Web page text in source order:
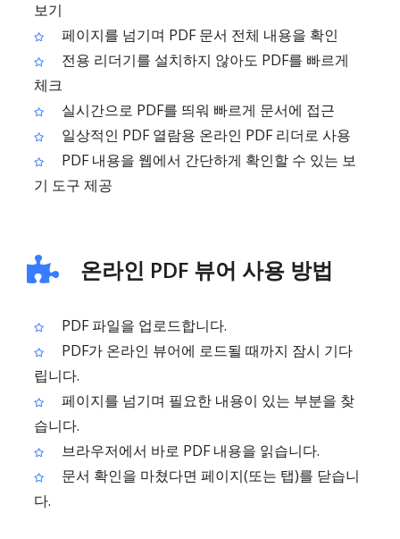
보기
페이지를 넘기며 PDF 문서 전체 내용을 확인
전용 리더기를 설치하지 않아도 PDF를 빠르게
체크
실시간으로 PDF를 띄워 빠르게 문서에 접근
일상적인 PDF 열람용 온라인 PDF 리더로 사용
PDF 내용을 웹에서 간단하게 확인할 수 있는 보
기 도구 제공
온라인 PDF 뷰어 사용 방법
PDF 파일을 업로드합니다.
PDF가 온라인 뷰어에 로드될 때까지 잠시 기다
립니다.
페이지를 넘기며 필요한 내용이 있는 부분을 찾
습니다.
브라우저에서 바로 PDF 내용을 읽습니다.
문서 확인을 마쳤다면 페이지(또는 탭)를 닫습니
다.